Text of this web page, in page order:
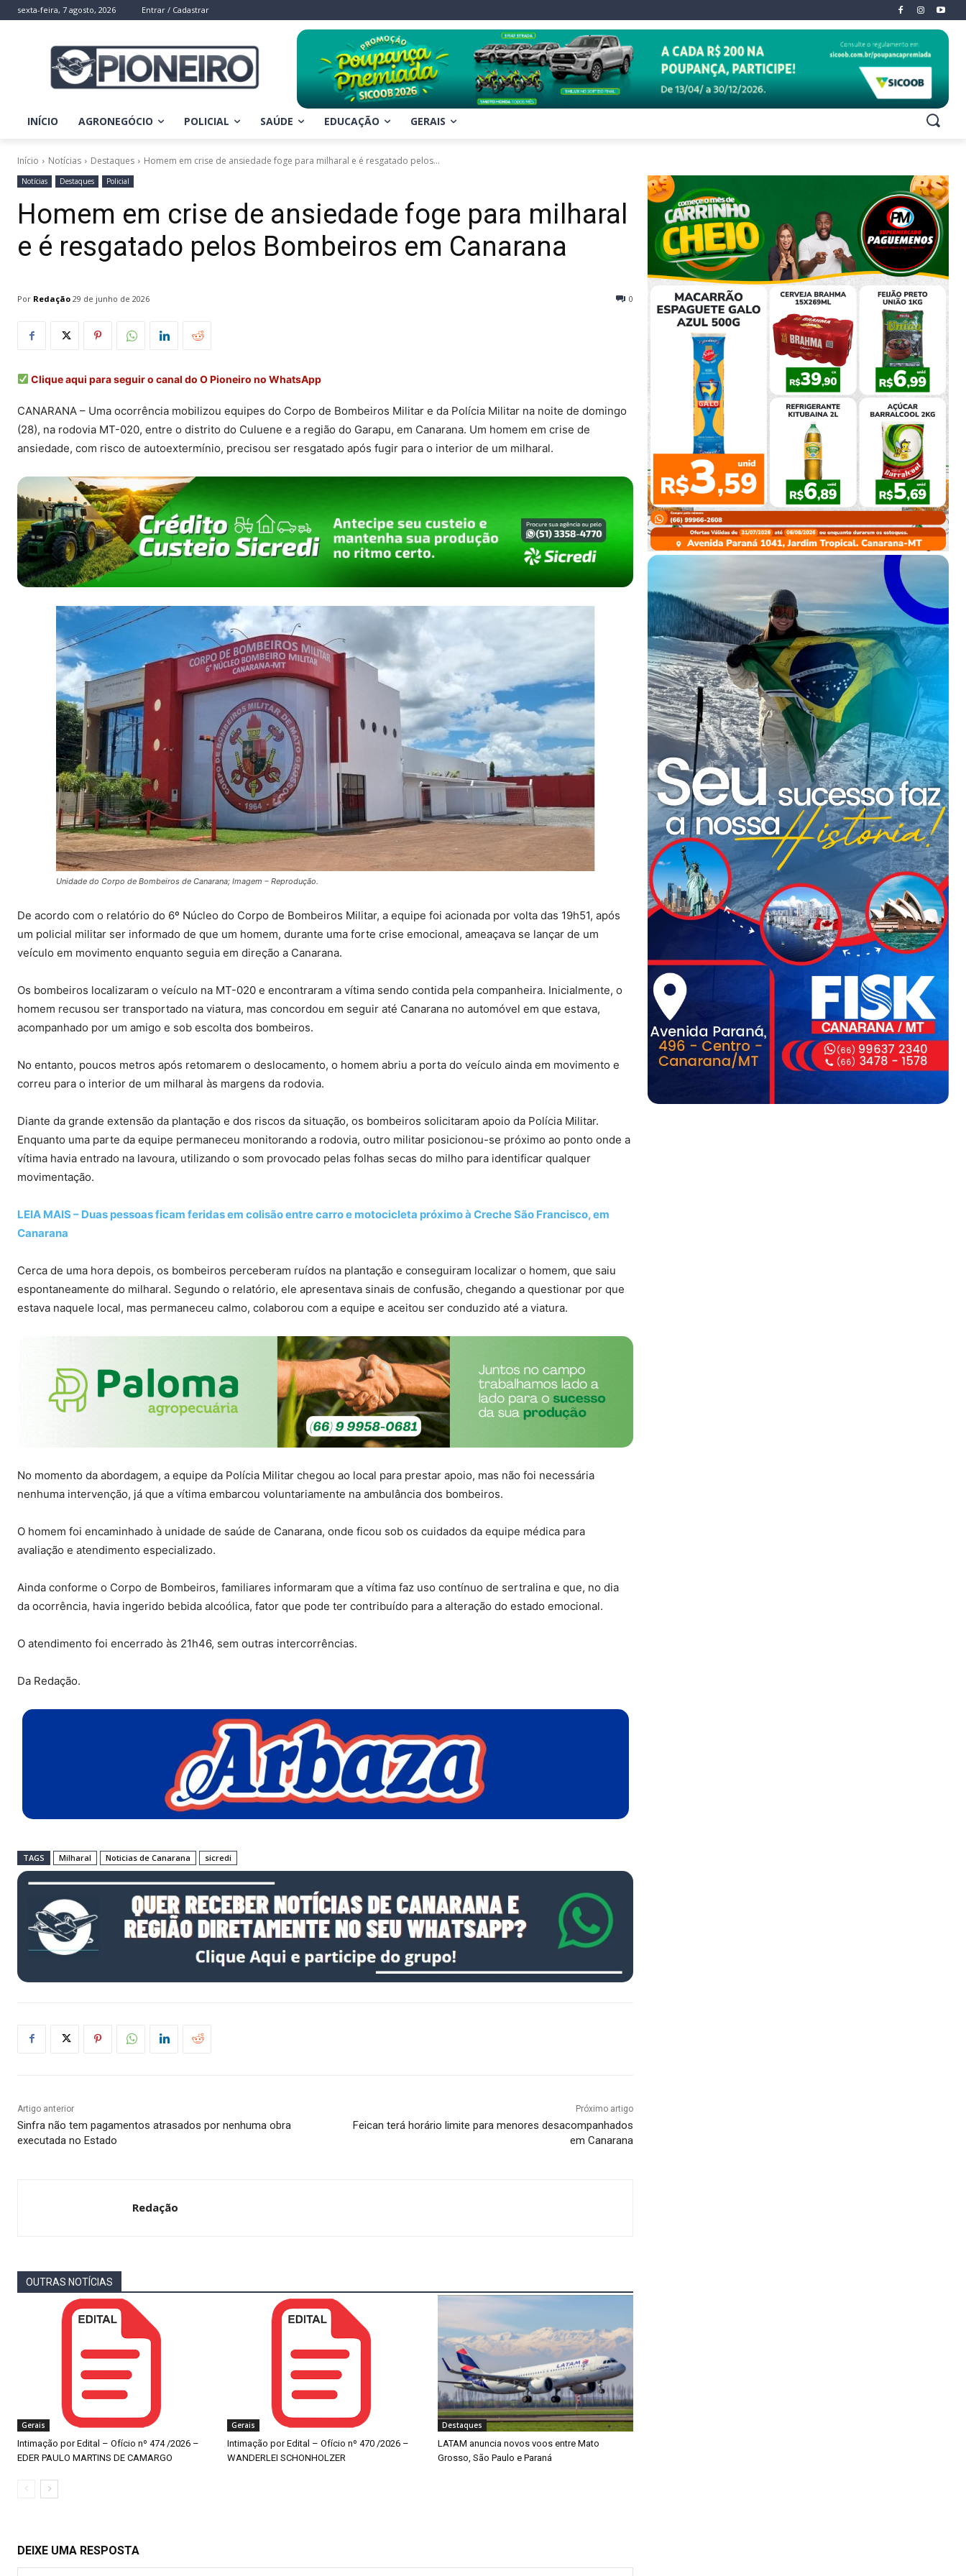
sexta-feira, 7 agosto, 2026 Entrar / Cadastrar
INÍCIO AGRONEGÓCIO POLICIAL SAÚDE EDUCAÇÃO GERAIS
Início Notícias Destaques Homem em crise de ansiedade foge para milharal e é resgatado pelos...
Notícias Destaques Policial
Homem em crise de ansiedade foge para milharal
e é resgatado pelos Bombeiros em Canarana
Por Redação 0
29 de junho de 2026
Clique aqui para seguir o canal do O Pioneiro no WhatsApp
CANARANA – Uma ocorrência mobilizou equipes do Corpo de Bombeiros Militar e da Polícia Militar na noite de domingo
(28), na rodovia MT-020, entre o distrito do Culuene e a região do Garapu, em Canarana. Um homem em crise de
ansiedade, com risco de autoextermínio, precisou ser resgatado após fugir para o interior de um milharal.
Unidade do Corpo de Bombeiros de Canarana; Imagem – Reprodução.
De acordo com o relatório do 6º Núcleo do Corpo de Bombeiros Militar, a equipe foi acionada por volta das 19h51, após
um policial militar ser informado de que um homem, durante uma forte crise emocional, ameaçava se lançar de um
veículo em movimento enquanto seguia em direção a Canarana.
Os bombeiros localizaram o veículo na MT-020 e encontraram a vítima sendo contida pela companheira. Inicialmente, o
homem recusou ser transportado na viatura, mas concordou em seguir até Canarana no automóvel em que estava,
acompanhado por um amigo e sob escolta dos bombeiros.
No entanto, poucos metros após retomarem o deslocamento, o homem abriu a porta do veículo ainda em movimento e
correu para o interior de um milharal às margens da rodovia.
Diante da grande extensão da plantação e dos riscos da situação, os bombeiros solicitaram apoio da Polícia Militar.
Enquanto uma parte da equipe permaneceu monitorando a rodovia, outro militar posicionou-se próximo ao ponto onde a
vítima havia entrado na lavoura, utilizando o som provocado pelas folhas secas do milho para identificar qualquer
movimentação.
LEIA MAIS – Duas pessoas ficam feridas em colisão entre carro e motocicleta próximo à Creche São Francisco, em
Canarana
Cerca de uma hora depois, os bombeiros perceberam ruídos na plantação e conseguiram localizar o homem, que saiu
espontaneamente do milharal. Segundo o relatório, ele apresentava sinais de confusão, chegando a questionar por que
estava naquele local, mas permaneceu calmo, colaborou com a equipe e aceitou ser conduzido até a viatura.
No momento da abordagem, a equipe da Polícia Militar chegou ao local para prestar apoio, mas não foi necessária
nenhuma intervenção, já que a vítima embarcou voluntariamente na ambulância dos bombeiros.
O homem foi encaminhado à unidade de saúde de Canarana, onde ficou sob os cuidados da equipe médica para
avaliação e atendimento especializado.
Ainda conforme o Corpo de Bombeiros, familiares informaram que a vítima faz uso contínuo de sertralina e que, no dia
da ocorrência, havia ingerido bebida alcoólica, fator que pode ter contribuído para a alteração do estado emocional.
O atendimento foi encerrado às 21h46, sem outras intercorrências.
Da Redação.
TAGS Milharal Noticias de Canarana sicredi
Artigo anterior
Sinfra não tem pagamentos atrasados por nenhuma obra
executada no Estado
Próximo artigo
Feican terá horário limite para menores desacompanhados
em Canarana
Redação
OUTRAS NOTÍCIAS
Gerais
Intimação por Edital – Ofício nº 474 /2026 –
EDER PAULO MARTINS DE CAMARGO
Gerais
Intimação por Edital – Ofício nº 470 /2026 –
WANDERLEI SCHONHOLZER
Destaques
LATAM anuncia novos voos entre Mato
Grosso, São Paulo e Paraná
DEIXE UMA RESPOSTA